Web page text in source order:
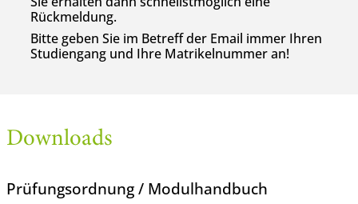
Rückmeldung.
Bitte geben Sie im Betreff der Email immer Ihren
Studiengang und Ihre Matrikelnummer an!
Downloads
Prüfungsordnung / Modulhandbuch